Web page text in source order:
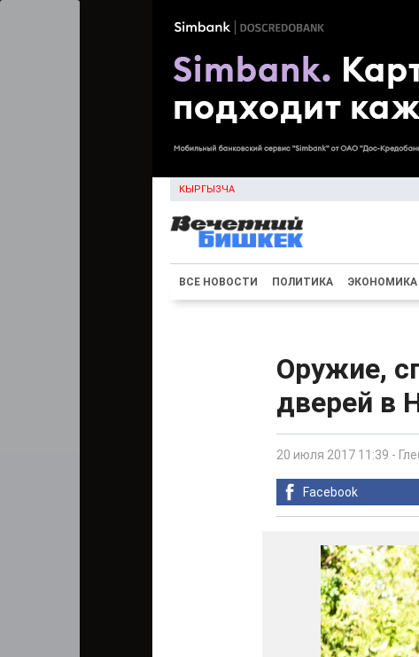
КЫРГЫЗЧА
ВСЕ НОВОСТИ ПОЛИТИКА ЭКОНОМИКА
Оружие,
дверей в
20 июля 2017 11:39 -
Facebook